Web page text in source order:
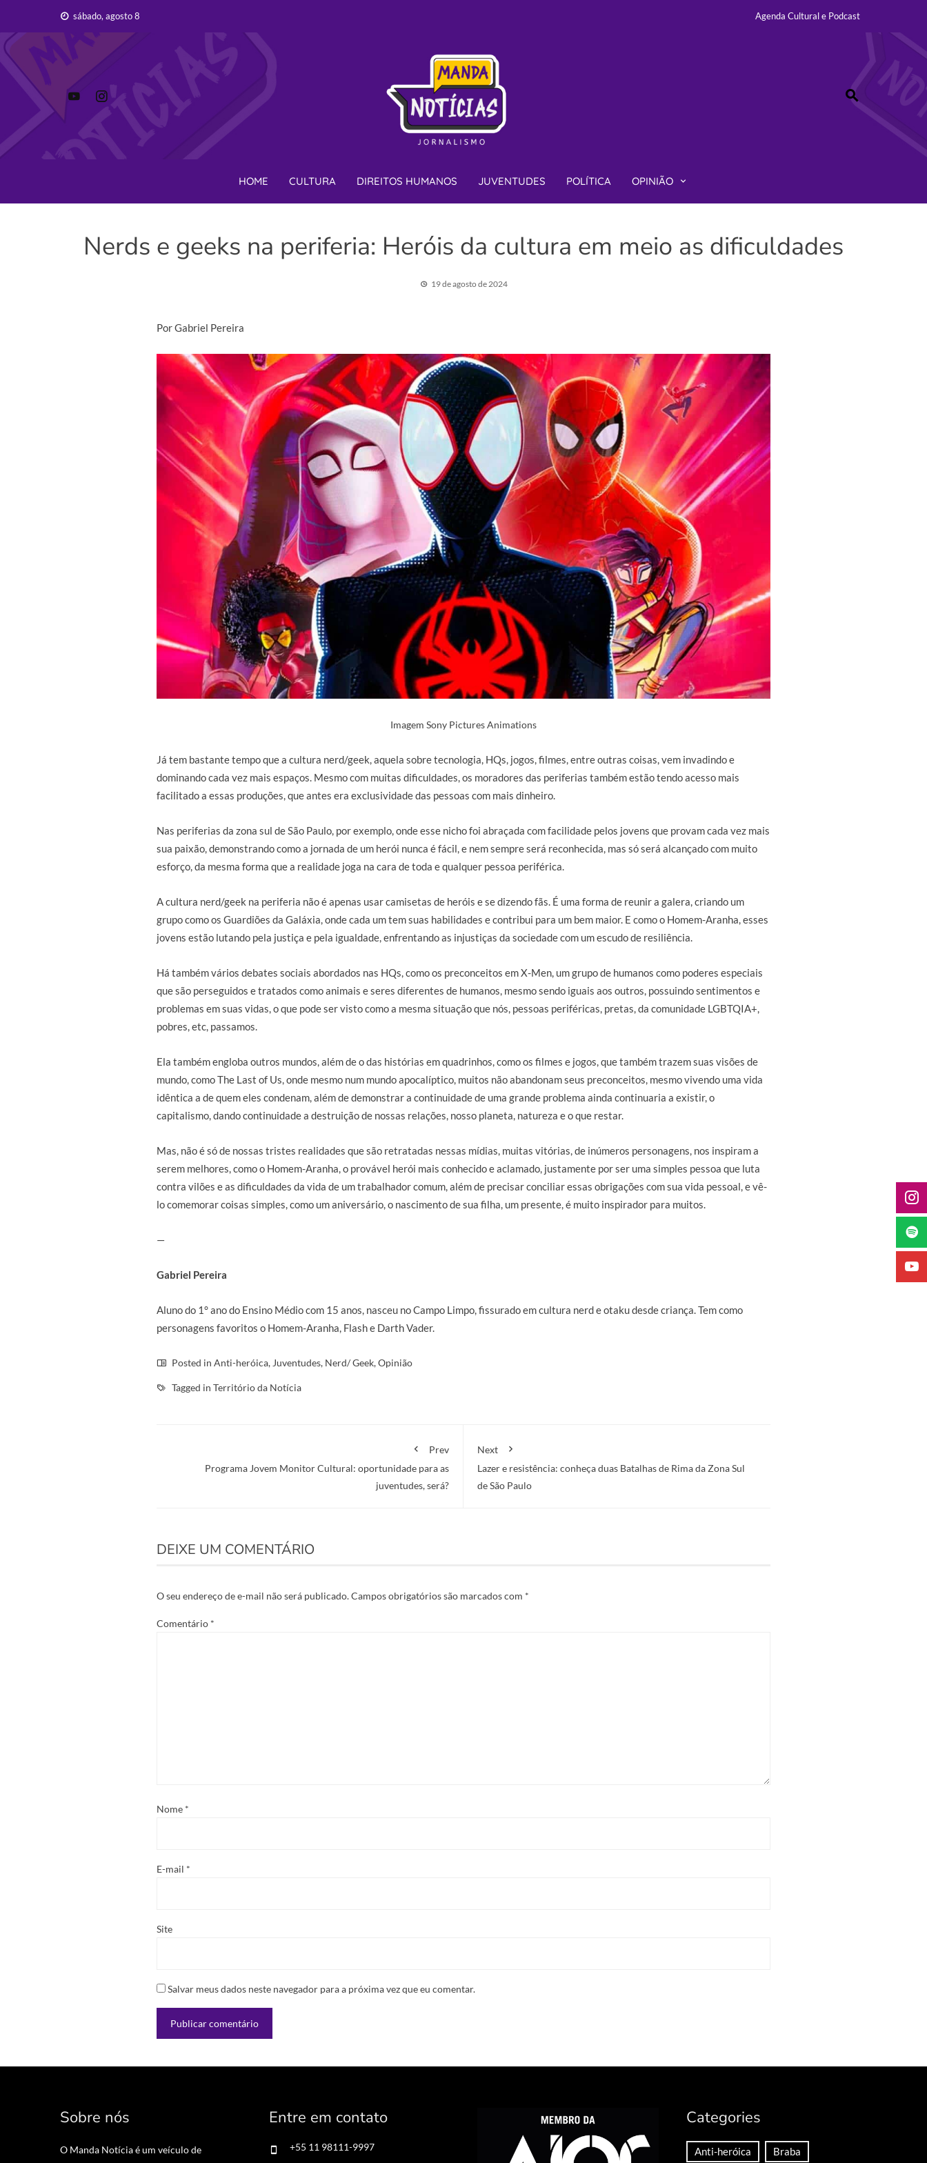
content
sábado, agosto 8 Agenda Cultural e Podcast
JORNALISMO – MANDA
HOME CULTURA DIREITOS HUMANOS JUVENTUDES POLÍTICA OPINIÃO
Nerds e geeks na periferia: Heróis da cultura em meio as dificuldades
19 de agosto de 2024
Por Gabriel Pereira
Imagem Sony Pictures Animations
Já tem bastante tempo que a cultura nerd/geek, aquela sobre tecnologia, HQs, jogos, filmes, entre outras coisas, vem invadindo e
dominando cada vez mais espaços. Mesmo com muitas dificuldades, os moradores das periferias também estão tendo acesso mais
facilitado a essas produções, que antes era exclusividade das pessoas com mais dinheiro.
Nas periferias da zona sul de São Paulo, por exemplo, onde esse nicho foi abraçada com facilidade pelos jovens que provam cada vez mais
sua paixão, demonstrando como a jornada de um herói nunca é fácil, e nem sempre será reconhecida, mas só será alcançado com muito
esforço, da mesma forma que a realidade joga na cara de toda e qualquer pessoa periférica.
A cultura nerd/geek na periferia não é apenas usar camisetas de heróis e se dizendo fãs. É uma forma de reunir a galera, criando um
grupo como os Guardiões da Galáxia, onde cada um tem suas habilidades e contribui para um bem maior. E como o Homem-Aranha, esses
jovens estão lutando pela justiça e pela igualdade, enfrentando as injustiças da sociedade com um escudo de resiliência.
Há também vários debates sociais abordados nas HQs, como os preconceitos em X-Men, um grupo de humanos como poderes especiais
que são perseguidos e tratados como animais e seres diferentes de humanos, mesmo sendo iguais aos outros, possuindo sentimentos e
problemas em suas vidas, o que pode ser visto como a mesma situação que nós, pessoas periféricas, pretas, da comunidade LGBTQIA+,
pobres, etc, passamos.
Ela também engloba outros mundos, além de o das histórias em quadrinhos, como os filmes e jogos, que também trazem suas visões de
mundo, como The Last of Us, onde mesmo num mundo apocalíptico, muitos não abandonam seus preconceitos, mesmo vivendo uma vida
idêntica a de quem eles condenam, além de demonstrar a continuidade de uma grande problema ainda continuaria a existir, o
capitalismo, dando continuidade a destruição de nossas relações, nosso planeta, natureza e o que restar.
Mas, não é só de nossas tristes realidades que são retratadas nessas mídias, muitas vitórias, de inúmeros personagens, nos inspiram a
serem melhores, como o Homem-Aranha, o provável herói mais conhecido e aclamado, justamente por ser uma simples pessoa que luta
contra vilões e as dificuldades da vida de um trabalhador comum, além de precisar conciliar essas obrigações com sua vida pessoal, e vê-
lo comemorar coisas simples, como um aniversário, o nascimento de sua filha, um presente, é muito inspirador para muitos.
—
Gabriel Pereira
Aluno do 1° ano do Ensino Médio com 15 anos, nasceu no Campo Limpo, fissurado em cultura nerd e otaku desde criança. Tem como
personagens favoritos o Homem-Aranha, Flash e Darth Vader.
Posted inAnti-heróica, Juventudes, Nerd/ Geek,Opinião
Tagged inTerritório da Notícia
Prev
Programa Jovem Monitor Cultural: oportunidade para as
juventudes, será?
Next
Lazer e resistência: conheça duas Batalhas de Rima da Zona Sul
de São Paulo
DEIXE UM COMENTÁRIO
O seu endereço de e-mail não será publicado. Campos obrigatórios são marcados com *
Comentário *
Nome *
E-mail *
Site
Salvar meus dados neste navegador para a próxima vez que eu comentar.
Sobre nós
O Manda Notícia é um veículo de
Entre em contato
+55 11 98111-9997
Categories
Anti-heróica Braba